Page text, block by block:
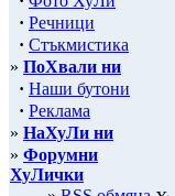
· Речници
· Стъкмистика
» ПоХвали ни
· Наши бутони
· Реклама
» НаХуЛи ни
» Форумни
ХуЛички